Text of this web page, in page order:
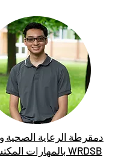
دمقرطة الرعاية الصحية
بالمهارات المكتسبة في WRDSB